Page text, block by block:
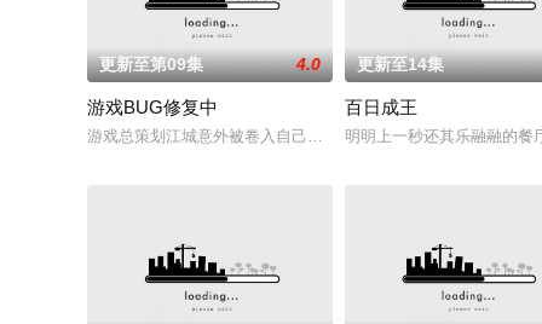
更新至第09集 4.0
游戏BUG修复中
游戏总策划江城意外被卷入自己设计的《诸神黄昏》游戏世界，
更新至14集
百日成王
明明上一秒还其乐融融的